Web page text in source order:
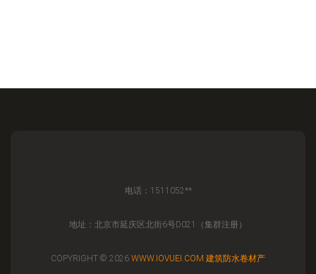
电话：1511052**
地址：北京市延庆区北街6号D021（集群注册）
COPYRIGHT © 2026 WWW.IOVUEI.COM 建筑防水卷材产